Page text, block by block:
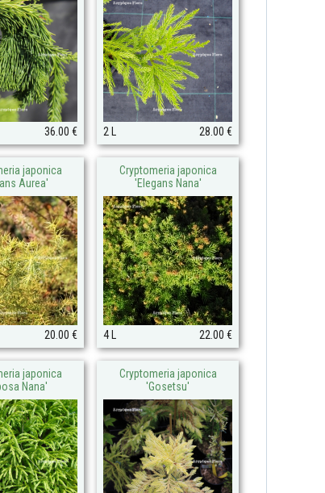
36.00 € 2 L 28.00 €
japonica
Aurea'
20.00 €
Cryptomeria japonica
'Elegans Nana'
4 L 22.00 €
japonica
Nana'
Cryptomeria japonica
'Gosetsu'